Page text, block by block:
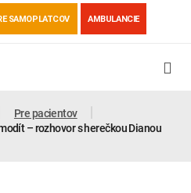
SAMOPLATCOV AMBULANCIE
Pre pacientov
– rozhovor s herečkou Dianou